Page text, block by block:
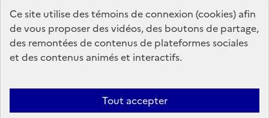
Ce site utilise des témoins de connexion (cookies) afin
de vous proposer des vidéos, des boutons de partage,
des remontées de contenus de plateformes sociales
et des contenus animés et interactifs.
Tout accepter
data.gouv.fr legifrance.gouv.fr
info.gouv.fr
service-public.gouv.fr
Contact Mentions légales
Accessibilité : partiellement conforme
Politique générale de protection des données